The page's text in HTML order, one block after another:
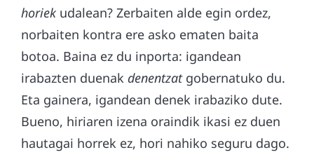
horiek udalean? Zerbaiten alde egin ordez,
norbaiten kontra ere asko ematen baita
botoa. Baina ez du inporta: igandean
irabazten duenak denentzatgobernatuko du.
Eta gainera, igandean denek irabaziko dute.
Bueno, hiriaren izena oraindik ikasi ez duen
hautagai horrek ez, hori nahiko seguru dago.